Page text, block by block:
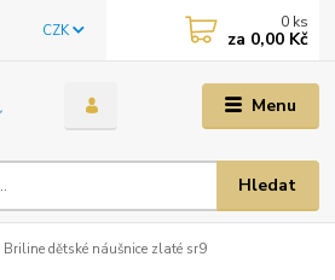
Menu
CZK
Hledat
0 ks
za 0,00 Kč
Briline dětské náušnice zlaté sr9